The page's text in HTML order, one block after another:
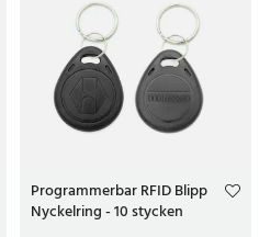
Programmerbar RFID Blipp
Nyckelring - 10 stycken